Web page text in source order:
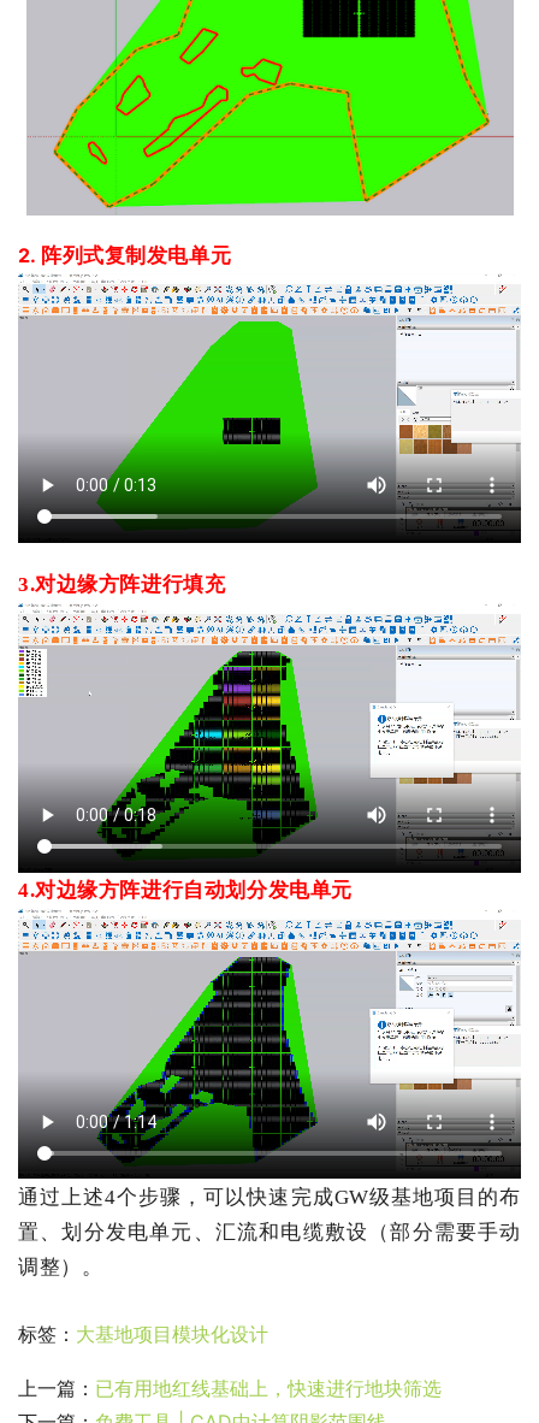
2. 阵列式复制 发电单元
3.对边缘方阵进行填充
4.对边缘方阵进行自动划分发电单元
通过 上述4个步骤，可以快速 完成GW级基地项目的布
置、划分发电单元 、 汇流和电缆敷设 （部分需要手动
调整） 。
标签： 大基地项目模块化设计
上一篇： 已有用地红线基础上，快速进行地块筛选